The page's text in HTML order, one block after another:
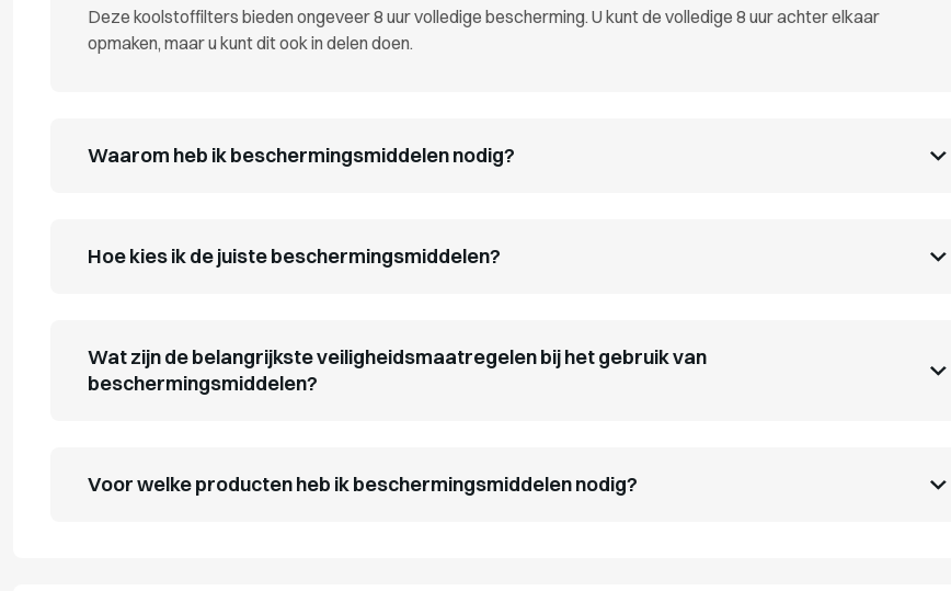
Deze koolstoffilters bieden ongeveer 8 uur volledige bescherming. U kunt de volledige 8 uur achter elkaar
opmaken, maar u kunt dit ook in delen doen.
Waarom heb ik beschermingsmiddelen nodig?
Hoe kies ik de juiste beschermingsmiddelen?
Wat zijn de belangrijkste veiligheidsmaatregelen bij het gebruik van
beschermingsmiddelen?
Voor welke producten heb ik beschermingsmiddelen nodig?